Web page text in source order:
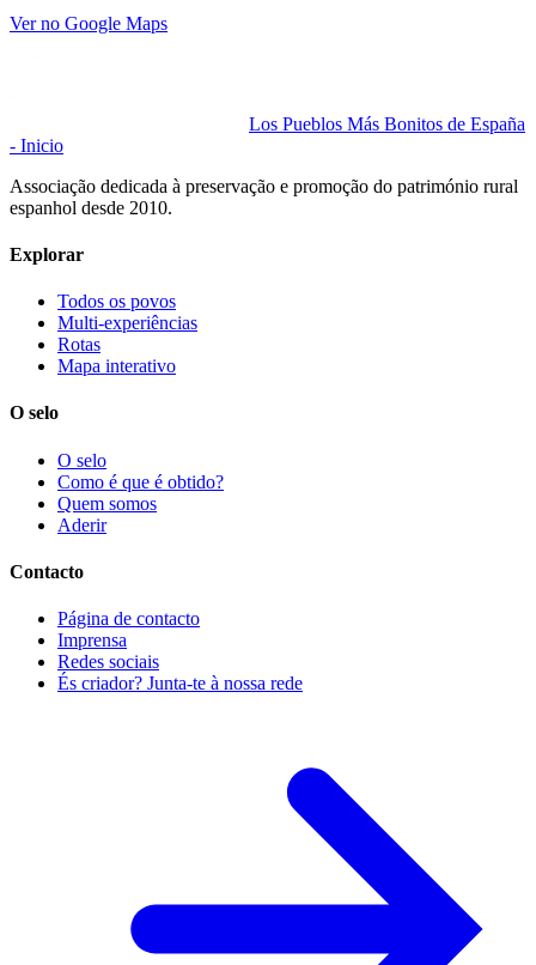
Ver no Google Maps
Los Pueblos Más Bonitos de España
- Inicio
Associação dedicada à preservação e promoção do património rural
espanhol desde 2010.
Explorar
Todos os povos
Multi-experiências
Rotas
Mapa interativo
O selo
O selo
Como é que é obtido?
Quem somos
Aderir
Contacto
Página de contacto
Imprensa
Redes sociais
És criador? Junta-te à nossa rede